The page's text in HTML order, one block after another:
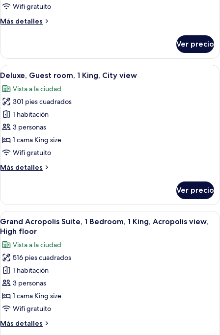
1
Bedroom
Suite,
City
view
Wifi gratuito
Más detalles
Más
Suite,
Bedroom
King,
City
view
Ver precio
Abrir
todas
las
fotos
de
Deluxe,
Guest
room,
King,
Una cama bien hecha con sábanas
5
Deluxe, Guest room, 1 King, City view
Vista a la ciudad
301 pies cuadrados
1 habitación
3 personas
1 cama King size
Wifi gratuito
Más detalles
Más
Guest
room,
1
King,
City
view
Ver precio
Abrir
todas
las
fotos
de
Grand
Acropolis
Suite,
1
1
Habitación de hotel con una cama
6
Grand Acropolis Suite, 1 Bedroom, 1 King, Acropolis view,
High floor
Vista a la ciudad
516 pies cuadrados
1 habitación
3 personas
1 cama King size
Wifi gratuito
Más detalles
Más